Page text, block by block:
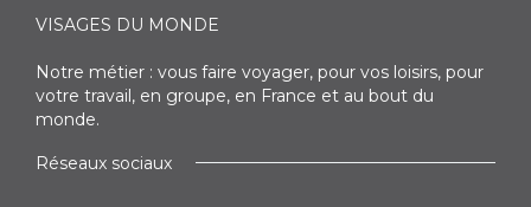
VISAGES DU MONDE
Notre métier : vous faire voyager, pour vos loisirs, pour
votre travail, en groupe, en France et au bout du
monde.
Réseaux sociaux